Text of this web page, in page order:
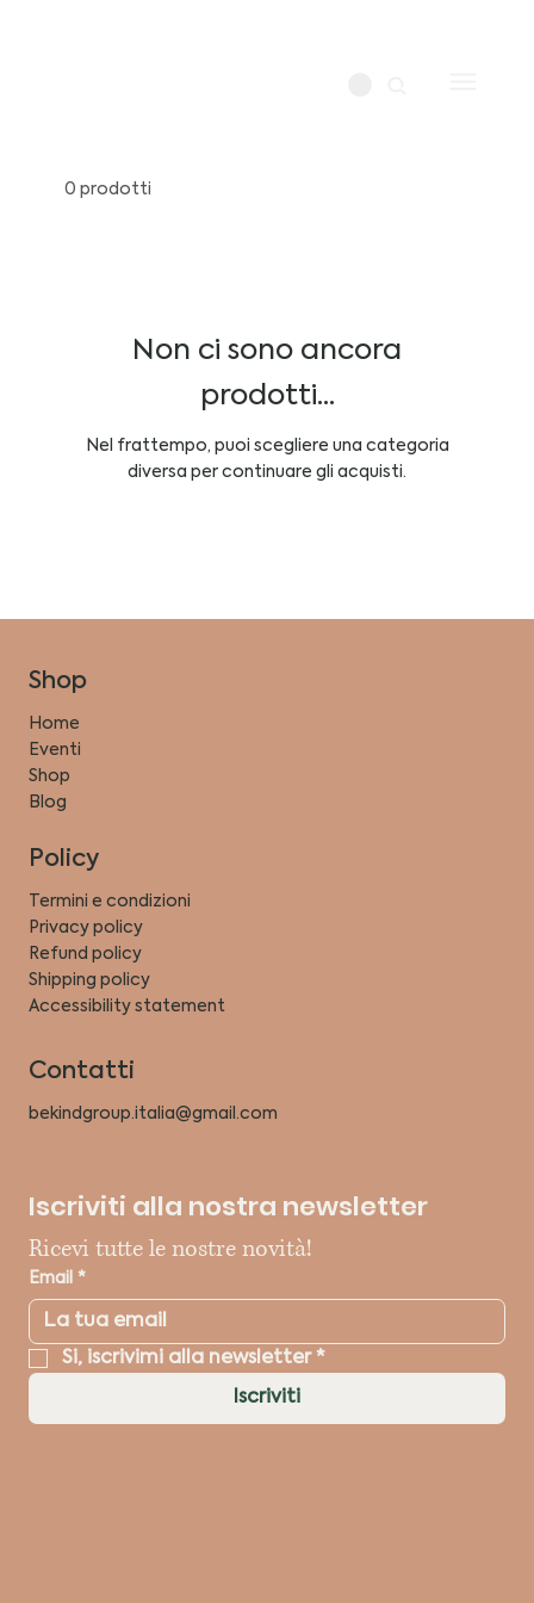
0 prodotti
Non ci sono ancora
prodotti...
Nel frattempo, puoi scegliere una categoria
diversa per continuare gli acquisti.
Shop
Home
Eventi
Shop
Blog
Policy
Termini e condizioni
Privacy policy
Refund policy
Shipping policy
Accessibility statement
Contatti
bekindgroup.italia@gmail.com
Iscriviti alla nostra newsletter
Ricevi tutte le nostre novità!
Email *
Si, iscrivimi alla newsletter *
Iscriviti